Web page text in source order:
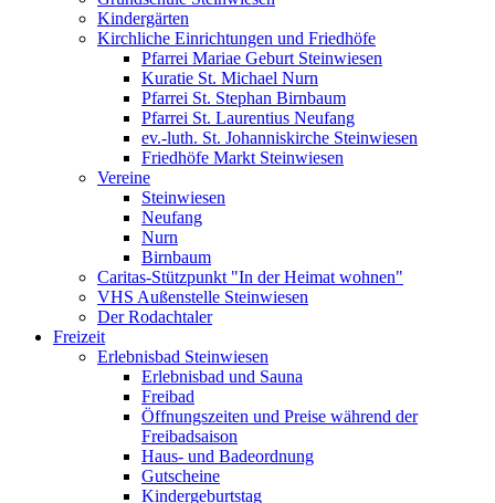
Kindergärten
Kirchliche Einrichtungen und Friedhöfe
Pfarrei Mariae Geburt Steinwiesen
Kuratie St. Michael Nurn
Pfarrei St. Stephan Birnbaum
Pfarrei St. Laurentius Neufang
ev.-luth. St. Johanniskirche Steinwiesen
Friedhöfe Markt Steinwiesen
Vereine
Steinwiesen
Neufang
Nurn
Birnbaum
Caritas-Stützpunkt "In der Heimat wohnen"
VHS Außenstelle Steinwiesen
Der Rodachtaler
Freizeit
Erlebnisbad Steinwiesen
Erlebnisbad und Sauna
Freibad
Öffnungszeiten und Preise während der
Freibadsaison
Haus- und Badeordnung
Gutscheine
Kindergeburtstag